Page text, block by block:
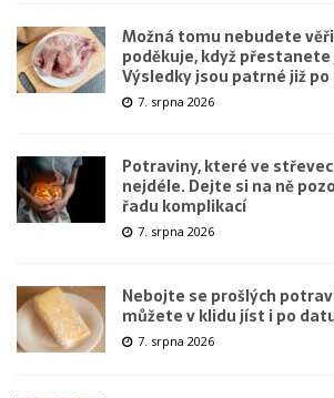
Možná tomu nebudete
poděkuje, když
Výsledky jsou patrné již
7. srpna 2026
Potraviny, které ve
nejdéle. Dejte si na ně
řadu komplikací
7. srpna 2026
Nebojte se prošlých
můžete v klidu jíst i po
7. srpna 2026